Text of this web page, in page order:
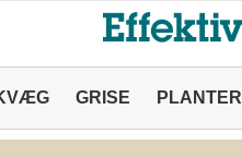
GRISE PLANTER